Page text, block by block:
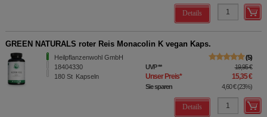
Details
GREEN NATURALS roter Reis Monacolin K vegan Kaps.
Heilpflanzenwohl GmbH
18404330
180 St Kapseln
5
UVP** 19,95 €
Unser Preis* 15,35 €
Sie sparen 4,60 €(23%)
Details